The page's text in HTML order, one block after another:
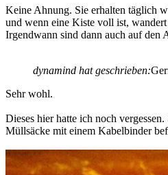
Keine Ahnung. Sie erhalten täglich
und wenn eine Kiste voll ist,
Irgendwann sind dann auch auf den
dynamind hat geschrieben:
Sehr wohl.
Dieses hier hatte ich noch
Müllsäcke mit einem Kabelbinder